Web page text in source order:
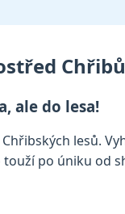
ale do lesa!
Chřibských lesů.
po úniku od